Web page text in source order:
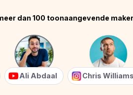
dan 100 toonaangevende
Ali Abdaal Chris